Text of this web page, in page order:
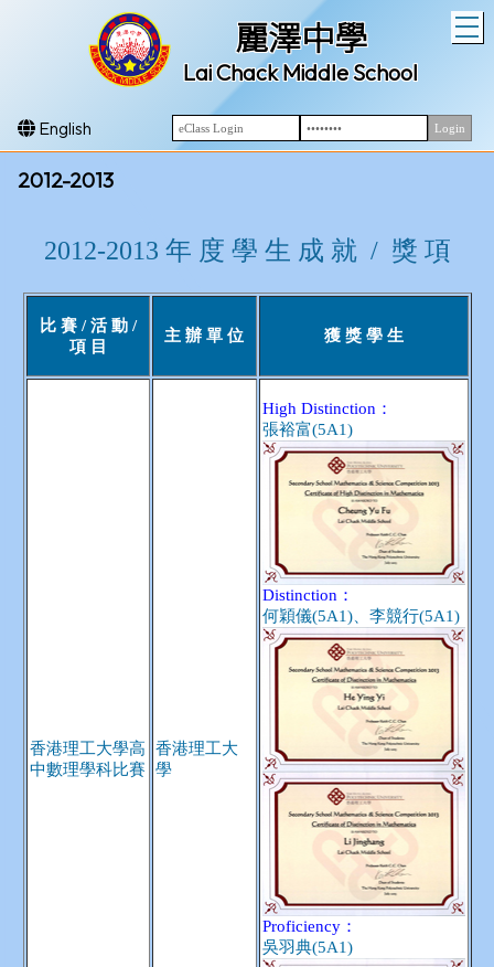
麗澤中學
Lai Chack Middle School
English
2012-2013